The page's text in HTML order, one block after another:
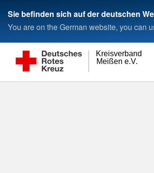
Sie befinden sich auf der deutschen
You are on the German website, you can
Meißen e.V.
Kreisverband